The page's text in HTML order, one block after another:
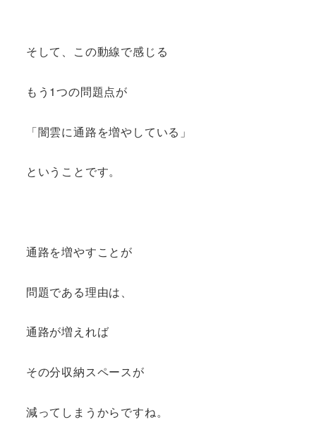
そして、この動線で感じる
もう1つの問題点が
「闇雲に通路を増やしている」
ということです。
通路を増やすことが
問題である理由は、
通路が増えれば
その分収納スペースが
減ってしまうからですね。